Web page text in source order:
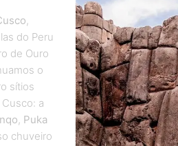
,
do Peru
de Ouro
o
sítios
a
, Puka
chuveiro